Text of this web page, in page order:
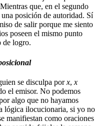
que, en el segundo
posición de autoridad. Sí
de salir porque me siento
poseen el mismo punto
de logro.
se disculpa porx, x
el emisor. No podemos
algo que no hayamos
lógica ilocucionaria, si yo no
manifiestan como oraciones